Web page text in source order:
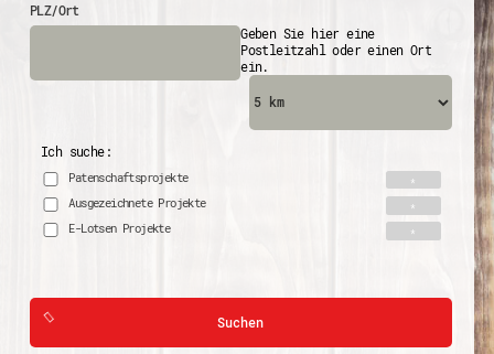
PLZ/Ort
Geben Sie hier eine
Postleitzahl oder einen Ort
ein.
Ich suche:
Patenschaftsprojekte
Ausgezeichnete Projekte
E-Lotsen Projekte
Suchen